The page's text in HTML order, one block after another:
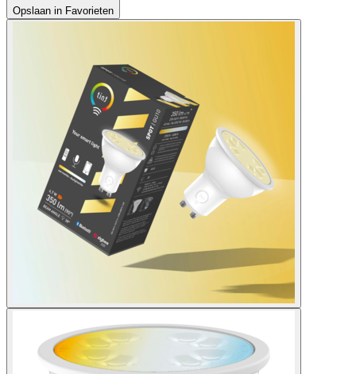
Opslaan in Favorieten